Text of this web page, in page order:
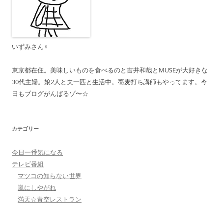
いずみさん♀
東京都在住。美味しいものを食べるのと吉井和哉とMUSEが大好きな
30代主婦。娘2人と夫一匹と生活中。蕎麦打ち講師もやってます。今
日もブログがんばるゾ〜☆
カテゴリー
今日一番気になる
テレビ番組
マツコの知らない世界
嵐にしやがれ
満天☆青空レストラン